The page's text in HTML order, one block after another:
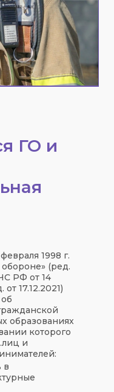
ГО и
1998 г.
(ред.
РФ от 14
17.12.2021)
образованиях
которого
и
в